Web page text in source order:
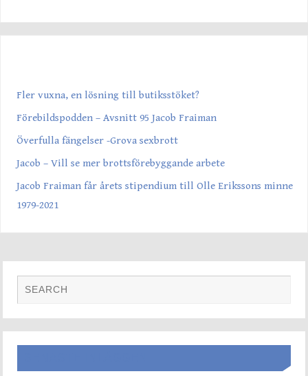
Fler vuxna, en lösning till butiksstöket?
Förebildspodden – Avsnitt 95 Jacob Fraiman
Överfulla fängelser -Grova sexbrott
Jacob – Vill se mer brottsförebyggande arbete
Jacob Fraiman får årets stipendium till Olle Erikssons minne
1979-2021